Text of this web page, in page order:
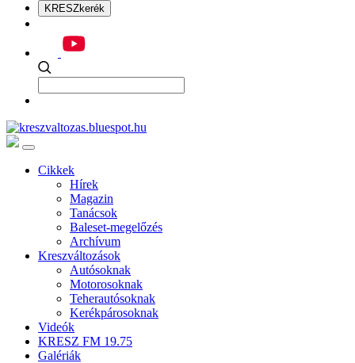
KRESZkerék
Cikkek
Hírek
Magazin
Tanácsok
Baleset-megelőzés
Archívum
Kreszváltozások
Autósoknak
Motorosoknak
Teherautósoknak
Kerékpárosoknak
Videók
KRESZ FM 19.75
Galériák